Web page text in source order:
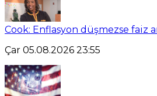
Cook: Enflasyon düşmezse faiz
Çar 05.08.2026 23:55